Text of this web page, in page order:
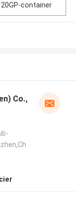
container
Co., Ltd